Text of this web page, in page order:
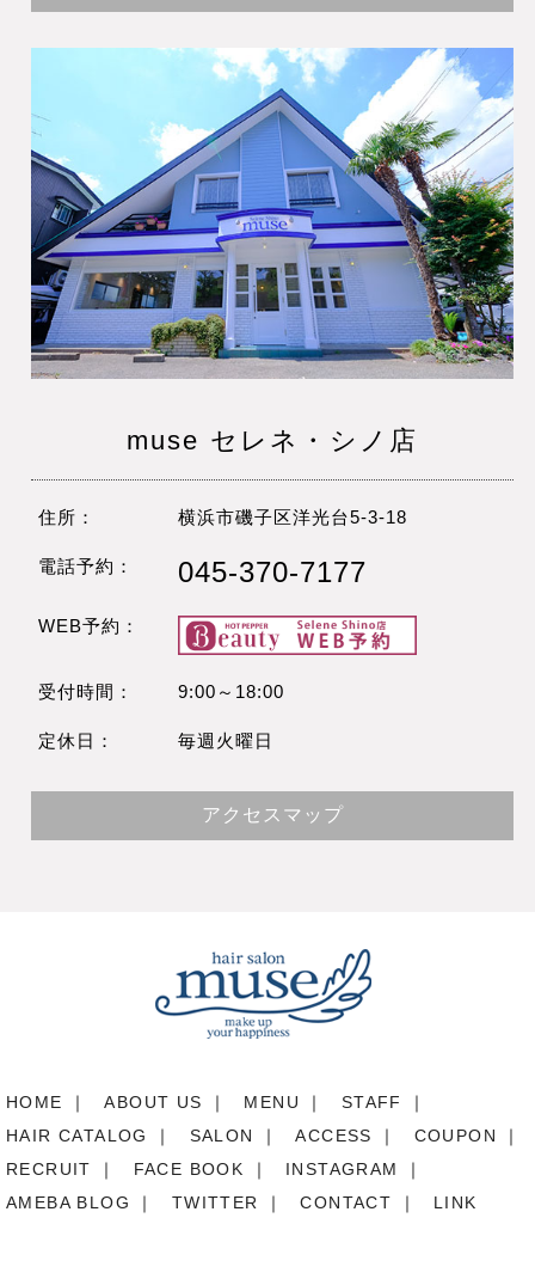
muse セレネ・シノ店
住所： 横浜市磯子区洋光台5-3-18
電話予約： 045-370-7177
WEB予約：
受付時間： 9:00～18:00
定休日： 毎週火曜日
アクセスマップ
HOME ｜ ABOUT US ｜ MENU ｜ STAFF
｜
HAIR CATALOG
｜ SALON ｜ ACCESS ｜ COUPON
｜
RECRUIT
｜ FACE BOOK ｜ INSTAGRAM
｜
AMEBA BLOG
｜ TWITTER ｜ CONTACT ｜ LINK